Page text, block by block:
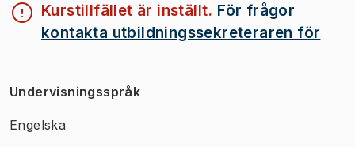
Kurstillfället är inställt. För frågor
kontakta utbildningssekreteraren för
Undervisningsspråk
Engelska